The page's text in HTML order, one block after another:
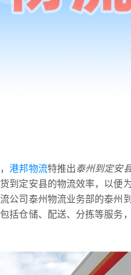
港邦物流特推出泰州到定安
到定安县的物流效率，以便
公司泰州物流业务部的泰州
括仓储、配送、分拣等服务